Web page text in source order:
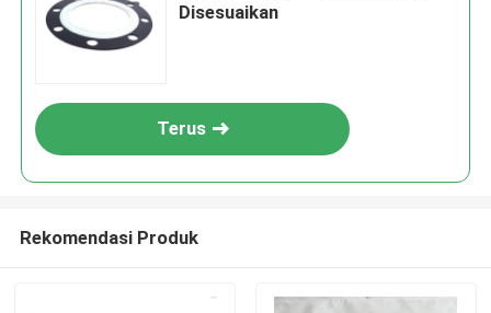
Disesuaikan
Terus
Rekomendasi Produk